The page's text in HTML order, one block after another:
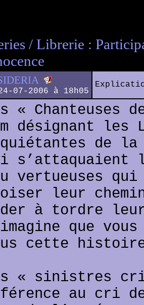
/ Librerie :
07-2006 à 18h05
« Chanteuses
désignant les
de la
s’attaquaient
vertueuses
leur
à tordre
que
cette
« sinistres
au cri